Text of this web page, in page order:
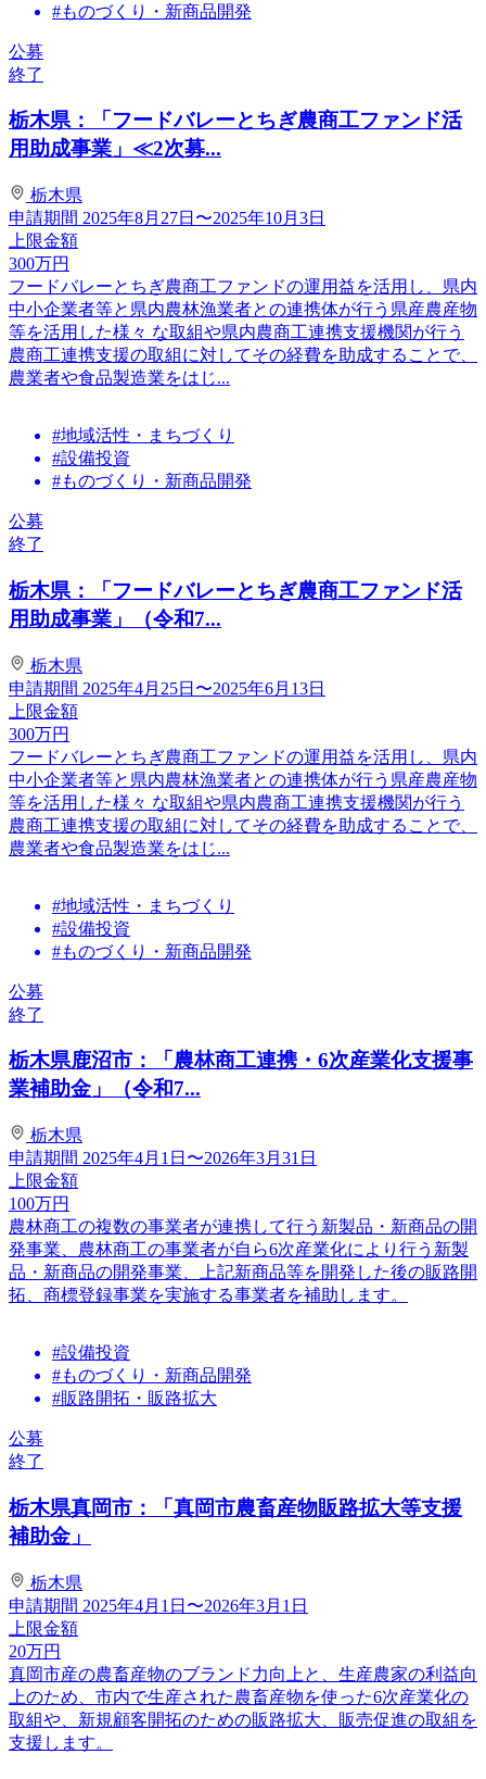
#ものづくり・新商品開発
公募
終了
栃木県：「フードバレーとちぎ農商工ファンド活
用助成事業」≪2次募...
栃木県
申請期間 2025年8月27日〜2025年10月3日
上限金額
300万円
フードバレーとちぎ農商工ファンドの運用益を活用し、県内
中小企業者等と県内農林漁業者との連携体が行う県産農産物
等を活用した様々 な取組や県内農商工連携支援機関が行う
農商工連携支援の取組に対してその経費を助成することで、
農業者や食品製造業をはじ...
#地域活性・まちづくり
#設備投資
#ものづくり・新商品開発
公募
終了
栃木県：「フードバレーとちぎ農商工ファンド活
用助成事業」（令和7...
栃木県
申請期間 2025年4月25日〜2025年6月13日
上限金額
300万円
フードバレーとちぎ農商工ファンドの運用益を活用し、県内
中小企業者等と県内農林漁業者との連携体が行う県産農産物
等を活用した様々 な取組や県内農商工連携支援機関が行う
農商工連携支援の取組に対してその経費を助成することで、
農業者や食品製造業をはじ...
#地域活性・まちづくり
#設備投資
#ものづくり・新商品開発
公募
終了
栃木県鹿沼市：「農林商工連携・6次産業化支援事
業補助金」（令和7...
栃木県
申請期間 2025年4月1日〜2026年3月31日
上限金額
100万円
農林商工の複数の事業者が連携して行う新製品・新商品の開
発事業、農林商工の事業者が自ら6次産業化により行う新製
品・新商品の開発事業、上記新商品等を開発した後の販路開
拓、商標登録事業を実施する事業者を補助します。
#設備投資
#ものづくり・新商品開発
#販路開拓・販路拡大
公募
終了
栃木県真岡市：「真岡市農畜産物販路拡大等支援
補助金」
栃木県
申請期間 2025年4月1日〜2026年3月1日
上限金額
20万円
真岡市産の農畜産物のブランド力向上と、生産農家の利益向
上のため、市内で生産された農畜産物を使った6次産業化の
取組や、新規顧客開拓のための販路拡大、販売促進の取組を
支援します。